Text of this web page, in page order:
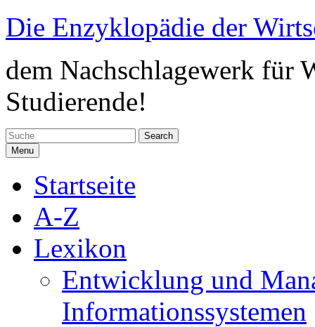
Skip
content
Die Enzyklopädie der
dem Nachschlagewerk für
Studierende!
Search
for:Menu
Startseite
A-Z
Lexikon
Entwicklung und
Informationssystemen